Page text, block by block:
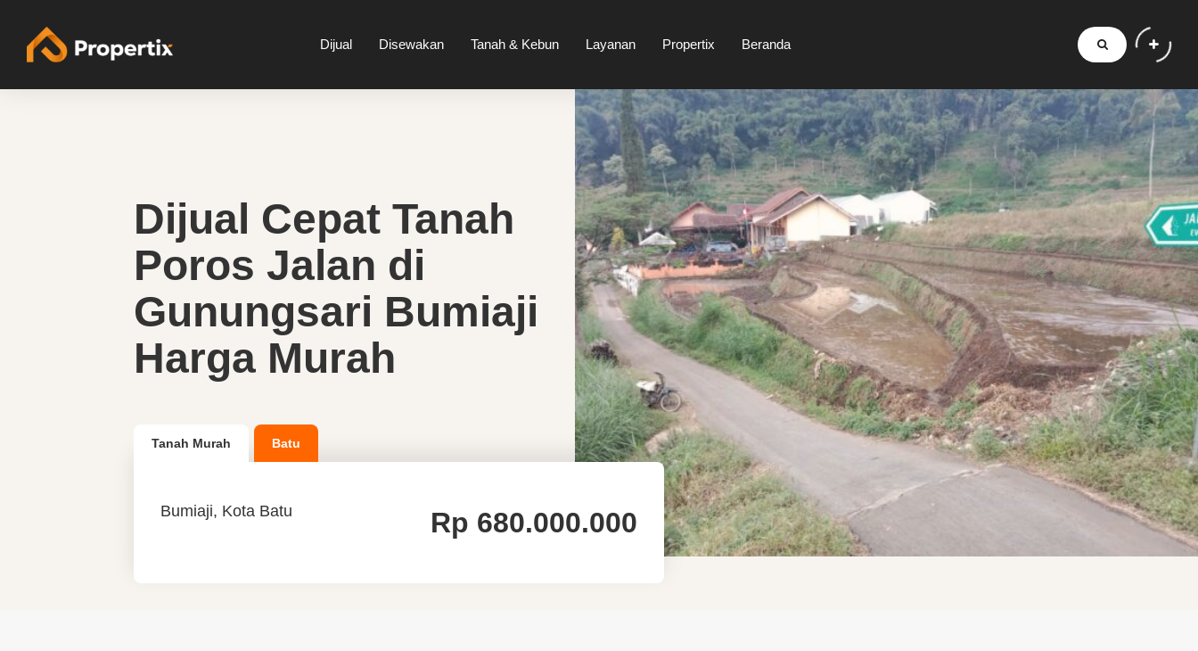
Dijual Disewakan Tanah & Kebun Layanan Propertix Beranda
Dijual Cepat Tanah
Poros Jalan di
Gunungsari Bumiaji
Harga Murah
Tanah Murah Batu
Bumiaji, Kota Batu Rp 680.000.000